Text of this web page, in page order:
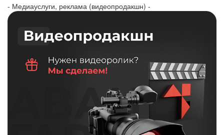
- Медиауслуги, реклама (видеопродакшн) -